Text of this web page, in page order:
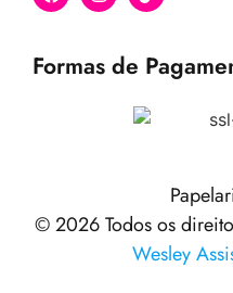
Formas de
© 2026 Todos os
Wesley